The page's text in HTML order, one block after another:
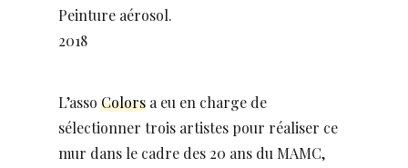
Peinture aérosol.
2018
L’asso Colors a eu en charge de
sélectionner trois artistes pour réaliser ce
mur dans le cadre des 20 ans du MAMC,